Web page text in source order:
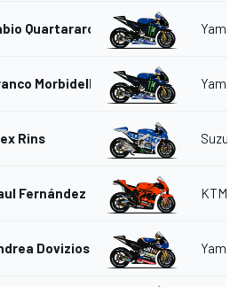
Quartararo
Morbidelli
Rins Suzuki
Fernández KTM
Dovizioso